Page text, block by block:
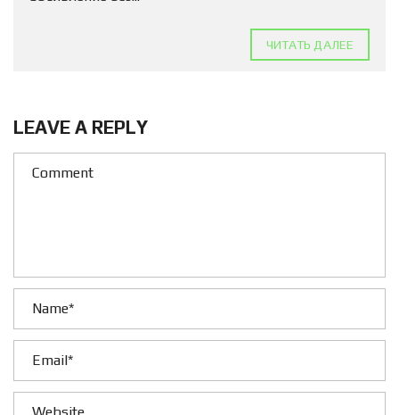
ЧИТАТЬ ДАЛЕЕ
LEAVE A REPLY